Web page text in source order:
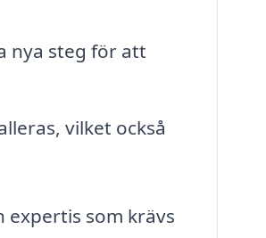
nya steg för att
vilket också
expertis som krävs